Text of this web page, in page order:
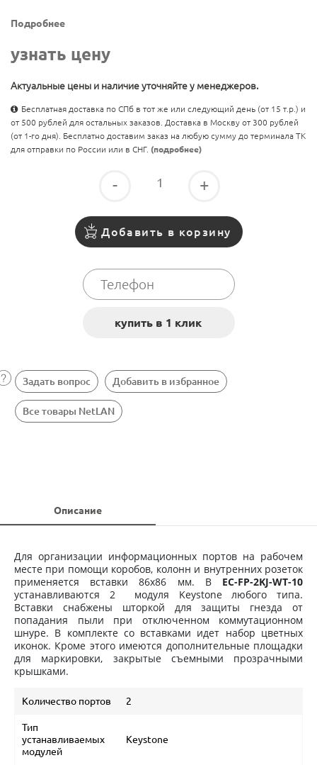
Подробнее
узнать цену
Актуальные цены и наличие уточняйте у менеджеров.
Бесплатная доставка по СПб в тот же или следующий день (от 15 т.р.) и
от 500 рублей для остальных заказов. Доставка в Москву от 300 рублей
(от 1-го дня). Бесплатно доставим заказ на любую сумму до терминала ТК
для отправки по России или в СНГ. (подробнее)
- +
Добавить в корзину
Задать вопрос Добавить в избранное
Все товары NetLAN
Описание
Для организации информационных портов на рабочем
месте при помощи коробов, колонн и внутренних розеток
применяется вставки 86х86 мм. В EC-FP-2KJ-WT-10
устанавливаются 2 модуля Keystone любого типа.
Вставки снабжены шторкой для защиты гнезда от
попадания пыли при отключенном коммутационном
шнуре. В комплекте со вставками идет набор цветных
иконок. Кроме этого имеются дополнительные площадки
для маркировки, закрытые съемными прозрачными
крышками.
Количество портов 2
Тип
устанавливаемых
модулей
Keystone